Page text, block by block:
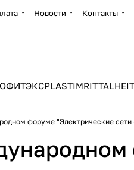
Новости Контакты
PLASTIMRITTAL
форуме "Электрические сети